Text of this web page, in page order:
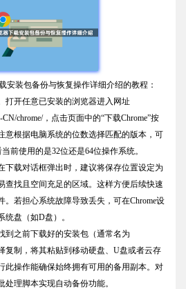
安装包备份与恢复操作详细介绍的教程：
打开任意已安装的浏览器进入网址
CN/chrome/，点击页面中的“下载Chrome”按
意根据电脑系统的位数选择匹配的版本，可
前使用的是32位还是64位操作系统。
下载对话框弹出时，建议将保存位置设定为
查找且空间充足的区域。这样方便后续快速
。若担心系统故障导致丢失，可在Chrome设
盘（如D盘）。
到之前下载好的安装包（通常名为
复制，将其粘贴到移动硬盘、U盘或者云存
此操作能确保始终拥有可用的备用副本。对
理脚本实现自动备份功能。